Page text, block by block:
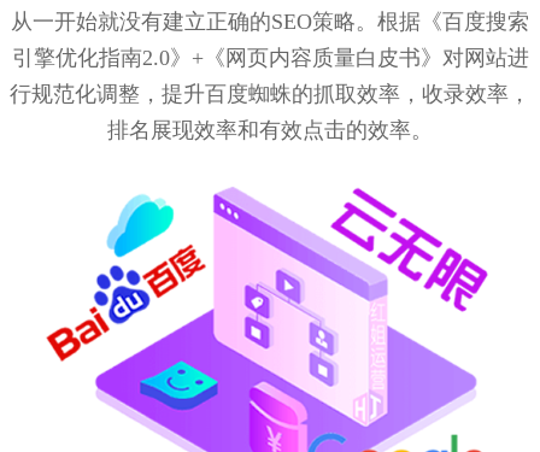
从一开始就没有建立正确的SEO策略。根据《百度搜索
引擎优化指南2.0》+《网页内容质量白皮书》对网站进
行规范化调整，提升百度蜘蛛的抓取效率，收录效率，
排名展现效率和有效点击的效率。